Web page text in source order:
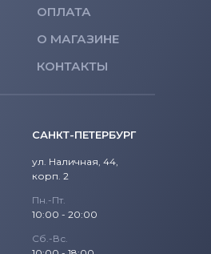
для ноутбуковSony
ноутбуков
ноутбуков
ОПЛАТА
О МАГАЗИНЕ
КОНТАКТЫ
САНКТ-ПЕТЕРБУРГ
ул. Наличная, 44,
корп. 2
Пн.-Пт.
10:00 - 20:00
Сб.-Вс.